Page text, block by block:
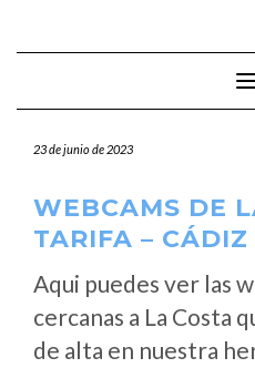
23 de junio de 2023
WEBCAMS DE
TARIFA – CÁDIZ
Aqui puedes ver las
cercanas a La Costa
de alta en nuestra